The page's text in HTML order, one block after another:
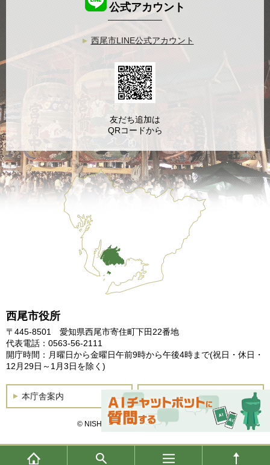
西尾市役所
〒445-8501 愛知県西尾市寄住町下田22番地
代表電話：0563-56-2111
開庁時間：月曜日から金曜日午前9時から午後4時まで(祝日・休日・
12月29日～1月3日を除く)
本庁舎案内 土曜開庁
© NISHIO City, All Rights Reserved.
公式アカウント
西尾市LINE公式アカウント
友だち追加は
QRコードから